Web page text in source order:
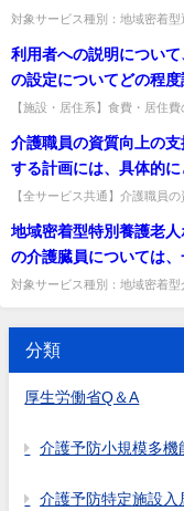
きないこととされてい
下の場合には算定可能
通所介護事業所の営業
始前に延長サービスを利
後、通所介護等を利用
日より宿泊サービスを利
場合 ② 宿泊サービスを
た後、通所介護サービ
し通所介護事業所の営業
終了後に延長サービスを
た後、自宅に帰る場合
対象サービス種別：地域密着型
問 「宿泊サービス」を利用し
は、延長加算の算定はできない
利用者への説明について
の設定についてどの程度
べきなのか。
【施設・居住系】食費・居住
同意が得られるよう具体的内容
算出式等の詳細は求めがあれ...
介護職員の資質向上の支
する計画には、具体的に
うな内容が必要か。
【全サービス共通】介護職員
なく、事業者の方針や職員のキ
に応じて設定し、期間の一致...
地域密着型特別養護老人
の介護臓員については、
特別養護老人ホームの基
べて、何か緩和されるの
対象サービス種別：地域密着
介護臓員については、一般の特...
分類
厚生労働省Q＆A
介護予防小規模多機
介護予防特定施設入